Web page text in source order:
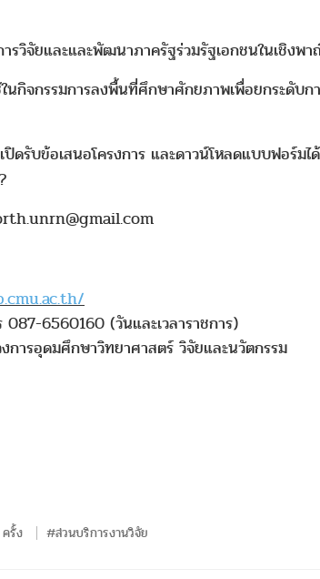
วิจัยและและพัฒนาภาครัฐร่วมรัฐเอกชนในเชิงพ
นกิจกรรมการลงพื้นที่ศึกษาศักยภาพเพื่อยกระดั
ปิดรับข้อเสนอโครงการ และดาวน์โหลดแบบฟอร์ม
6560160 (วันและเวลาราชการ)
การอุดมศึกษาวิทยาศาสตร์ วิจัยและนวัตกรรม
รั้ง #ส่วนบริการงานวิจัย